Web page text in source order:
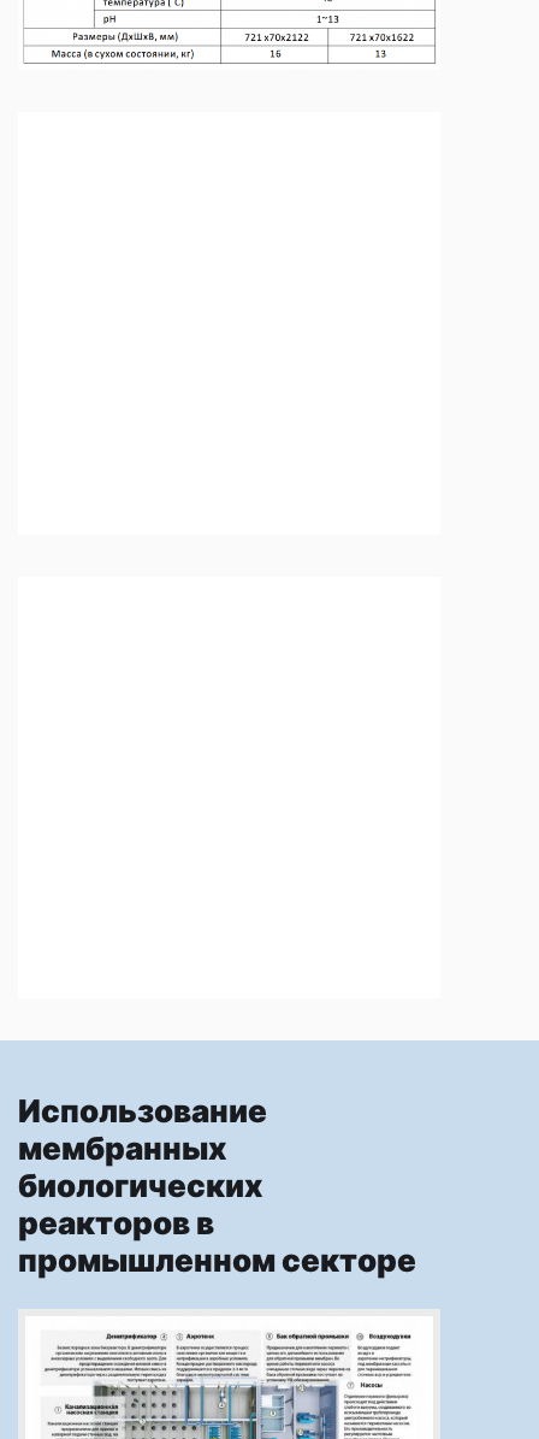
Использование
мембранных
биологических
реакторов в
промышленном секторе